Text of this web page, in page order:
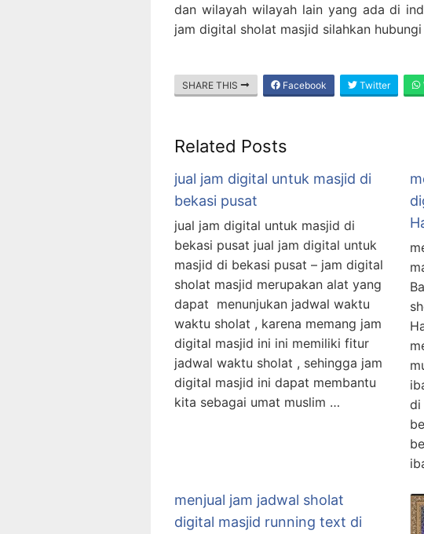
dan wilayah wilayah lain yang ada di
jam digital sholat masjid silahkan
SHARE THIS Facebook Twitter
Related Posts
jual jam digital untuk masjid di
bekasi pusat
jual jam digital untuk masjid di
bekasi pusat jual jam digital untuk
masjid di bekasi pusat – jam digital
sholat masjid merupakan alat yang
dapat menunjukan jadwal waktu
waktu sholat , karena memang jam
digital masjid ini ini memiliki fitur
jadwal waktu sholat , sehingga jam
digital masjid ini dapat membantu
kita sebagai umat muslim …
di
menjual jam jadwal sholat
digital masjid running text di